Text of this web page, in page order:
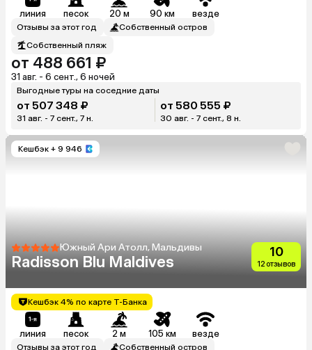
линия песок 20 м 90 км везде
Отзывы за этот год
Собственный остров
Собственный пляж
от 488 661 ₽
31 авг. - 6 сент., 6 ночей
Выгодные туры на соседние даты
от 507 348 ₽
31 авг. - 7 сент., 7 н.
от 580 555 ₽
30 авг. - 7 сент., 8 н.
Кешбэк + 9 946
Южный Ари Атолл, Мальдивы
Radisson Blu Maldives
10
12 отзывов
Кешбэк 4% по карте Т-Банка
линия песок 2 м 105 км везде
Отзывы за этот год
Собственный остров